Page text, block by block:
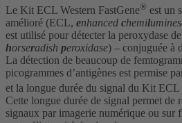
Le Kit ECL Western FastGene® est un
amélioré (ECL, enhanced chemil
est utilisé pour détecter la peroxydase
horseradish peroxidase) – conjuguée à
La détection de beaucoup de
picogrammes d’antigènes est permise
et la longue durée du signal du Kit ECL
Cette longue durée de signal permet de
signaux par imagerie numérique ou sur